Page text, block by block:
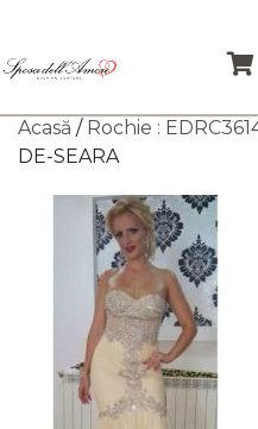
Acasă / Rochie :
DE-SEARA